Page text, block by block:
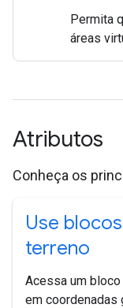
Permita
áreas
Atributos
Conheça os
Use
terreno
Acessa um
em coordenadas